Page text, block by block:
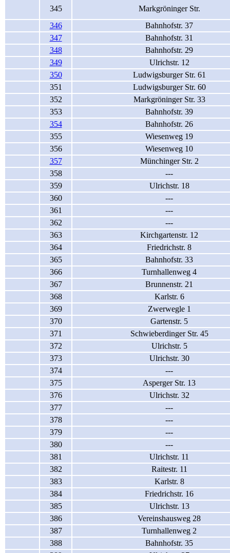
345
Markgröninger Str.
346
Bahnhofstr. 37
347
Bahnhofstr. 31
348
Bahnhofstr. 29
349
Ulrichstr. 12
350
Ludwigsburger Str. 61
351
Ludwigsburger Str. 60
352
Markgröninger Str. 33
353
Bahnhofstr. 39
354
Bahnhofstr. 26
355
Wiesenweg 19
356
Wiesenweg 10
357
Münchinger Str. 2
358
---
359
Ulrichstr. 18
360
---
361
---
362
---
363
Kirchgartenstr. 12
364
Friedrichstr. 8
365
Bahnhofstr. 33
366
Turnhallenweg 4
367
Brunnenstr. 21
368
Karlstr. 6
369
Zwerwegle 1
370
Gartenstr. 5
371
Schwieberdinger Str. 45
372
Ulrichstr. 5
373
Ulrichstr. 30
374
---
375
Asperger Str. 13
376
Ulrichstr. 32
377
---
378
---
379
---
380
---
381
Ulrichstr. 11
382
Raitestr. 11
383
Karlstr. 8
384
Friedrichstr. 16
385
Ulrichstr. 13
386
Vereinshausweg 28
387
Turnhallenweg 2
388
Bahnhofstr. 35